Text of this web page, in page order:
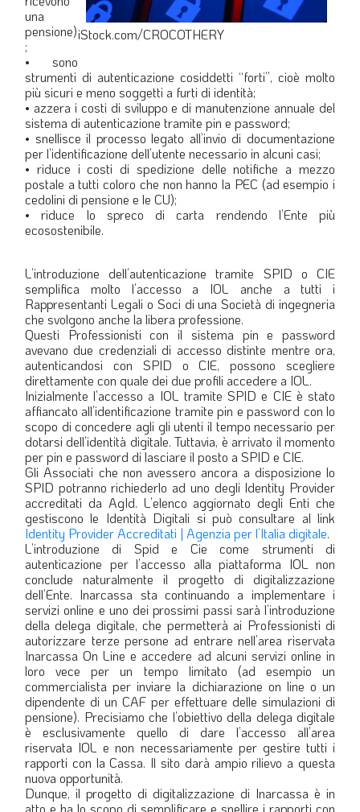
iStock.com/CROCOTHERY
una
pensione)
;
• sono
strumenti di autenticazione cosiddetti “forti”, cioè molto
più sicuri e meno soggetti a furti di identità;
• azzera i costi di sviluppo e di manutenzione annuale del
sistema di autenticazione tramite pin e password;
• snellisce il processo legato all’invio di documentazione
per l’identificazione dell’utente necessario in alcuni casi;
• riduce i costi di spedizione delle notifiche a mezzo
postale a tutti coloro che non hanno la PEC (ad esempio i
cedolini di pensione e le CU);
• riduce lo spreco di carta rendendo l’Ente più
ecosostenibile.
L’introduzione dell’autenticazione tramite SPID o CIE
semplifica molto l’accesso a IOL anche a tutti i
Rappresentanti Legali o Soci di una Società di ingegneria
che svolgono anche la libera professione.
Questi Professionisti con il sistema pin e password
avevano due credenziali di accesso distinte mentre ora,
autenticandosi con SPID o CIE, possono scegliere
direttamente con quale dei due profili accedere a IOL.
Inizialmente l’accesso a IOL tramite SPID e CIE è stato
affiancato all’identificazione tramite pin e password con lo
scopo di concedere agli gli utenti il tempo necessario per
dotarsi dell’identità digitale. Tuttavia, è arrivato il momento
per pin e password di lasciare il posto a SPID e CIE.
Gli Associati che non avessero ancora a disposizione lo
SPID potranno richiederlo ad uno degli Identity Provider
accreditati da AgId. L’elenco aggiornato degli Enti che
gestiscono le Identità Digitali si può consultare al link
Identity Provider Accreditati | Agenzia per l’Italia digitale.
L’introduzione di Spid e Cie come strumenti di
autenticazione per l’accesso alla piattaforma IOL non
conclude naturalmente il progetto di digitalizzazione
dell’Ente. Inarcassa sta continuando a implementare i
servizi online e uno dei prossimi passi sarà l’introduzione
della delega digitale, che permetterà ai Professionisti di
autorizzare terze persone ad entrare nell’area riservata
Inarcassa On Line e accedere ad alcuni servizi online in
loro vece per un tempo limitato (ad esempio un
commercialista per inviare la dichiarazione on line o un
dipendente di un CAF per effettuare delle simulazioni di
pensione). Precisiamo che l’obiettivo della delega digitale
è esclusivamente quello di dare l’accesso all’area
riservata IOL e non necessariamente per gestire tutti i
rapporti con la Cassa. Il sito darà ampio rilievo a questa
nuova opportunità.
Dunque, il progetto di digitalizzazione di Inarcassa è in
atto e ha lo scopo di semplificare e snellire i rapporti con